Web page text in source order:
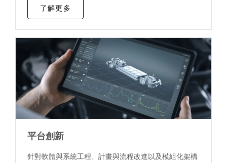
了解更多
平台創新
針對軟體與系統工程、計畫與流程改進以及模組化架構